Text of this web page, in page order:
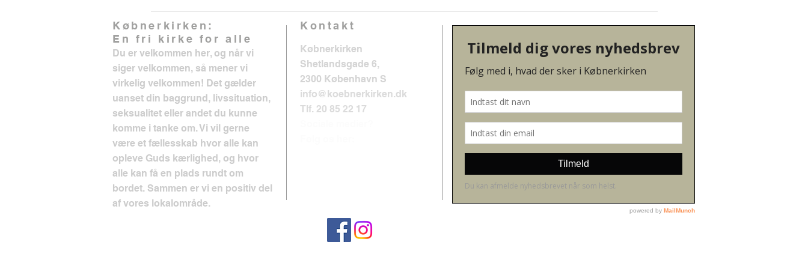
Købnerkirken:
En fri kirke for alle
Du er velkommen her, og når vi
siger velkommen, så mener vi
virkelig velkommen! Det gælder
uanset din baggrund, livssituation,
seksualitet eller andet du kunne
komme i tanke om. Vi vil gerne
være et fællesskab hvor alle kan
opleve Guds kærlighed, og hvor
alle kan få en plads rundt om
bordet. Sammen er vi en positiv del
af vores lokalområde.
Kontakt
Købnerkirken
Shetlandsgade 6,
2300 København S
info@koebnerkirken.dk
Tlf. 20 85 22 17